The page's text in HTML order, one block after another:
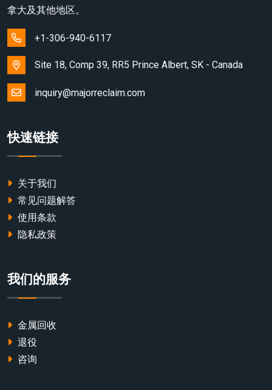
拿大及其他地区。
+1-306-940-6117
Site 18, Comp 39, RR5 Prince Albert, SK - Canada
inquiry@majorreclaim.com
快速链接
关于我们
常见问题解答
使用条款
隐私政策
我们的服务
金属回收
退役
咨询